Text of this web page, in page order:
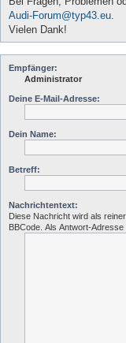
Audi-Forum@typ43.eu
Vielen Dank!
Empfänger:
Administrator
Deine E-Mail-Adresse:
Dein Name:
Betreff:
Nachrichtentext:
Diese Nachricht wird als
BBCode. Als Antwort-